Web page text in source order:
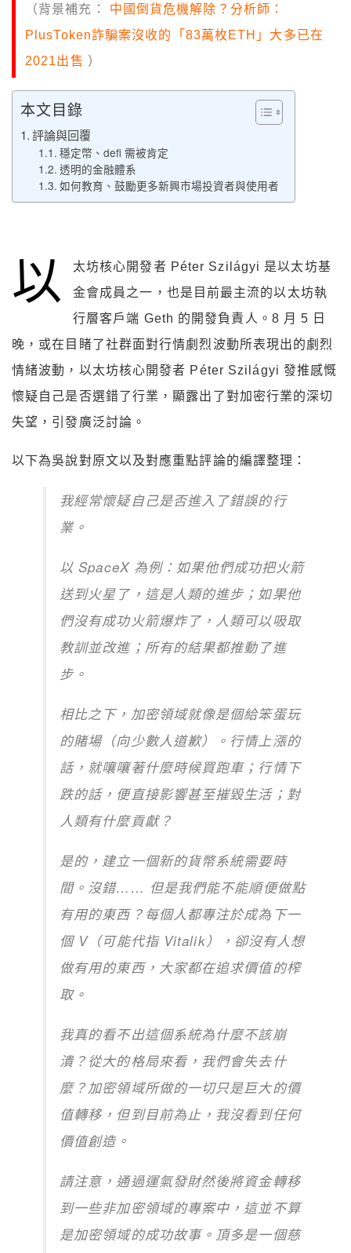
（背景補充： 中國倒貨危機解除？分析師：
PlusToken詐騙案沒收的「83萬枚ETH」大多已在
2021出售 ）
本文目錄
評論與回覆
穩定幣、defi 需被肯定
透明的金融體系
如何教育、鼓勵更多新興市場投資者與使用者
以
太坊核心開發者 Péter Szilágyi 是以太坊基
金會成員之一，也是目前最主流的以太坊執
行層客戶端 Geth 的開發負責人。8 月 5 日
晚，或在目睹了社群面對行情劇烈波動所表現出的劇烈
情緒波動，以太坊核心開發者 Péter Szilágyi 發推感慨
懷疑自己是否選錯了行業，顯露出了對加密行業的深切
失望，引發廣泛討論。
以下為吳說對原文以及對應重點評論的編譯整理：
我經常懷疑自己是否進入了錯誤的行
業。
以 SpaceX 為例：如果他們成功把火箭
送到火星了，這是人類的進步；如果他
們沒有成功火箭爆炸了，人類可以吸取
教訓並改進；所有的結果都推動了進
步。
相比之下，加密領域就像是個給笨蛋玩
的賭場（向少數人道歉）。行情上漲的
話，就嚷嚷著什麼時候買跑車；行情下
跌的話，便直接影響甚至摧毀生活；對
人類有什麼貢獻？
是的，建立一個新的貨幣系統需要時
間。沒錯…… 但是我們能不能順便做點
有用的東西？每個人都專注於成為下一
個 V（可能代指 Vitalik），卻沒有人想
做有用的東西，大家都在追求價值的榨
取。
我真的看不出這個系統為什麼不該崩
潰？從大的格局來看，我們會失去什
麼？加密領域所做的一切只是巨大的價
值轉移，但到目前為止，我沒看到任何
價值創造。
請注意，通過運氣發財然後將資金轉移
到一些非加密領域的專案中，這並不算
是加密領域的成功故事。頂多是一個慈